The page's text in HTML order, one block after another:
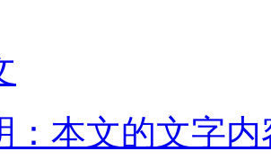
：本文的文字